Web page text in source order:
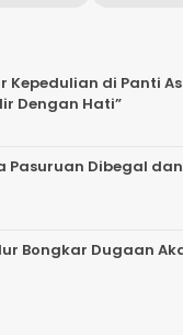
di Panti
Dengan Hati”
Pasuruan Dibegal
Bongkar Dugaan